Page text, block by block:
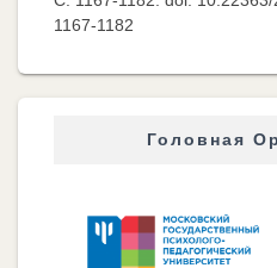
1167-1182
Головная